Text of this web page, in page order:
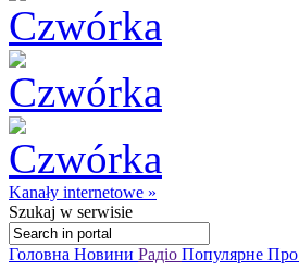
Kanały internetowe »
Szukaj w serwisie
Головна Новини Радіо Популярне Про